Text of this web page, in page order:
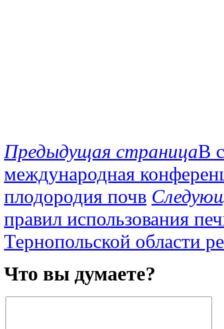
Предыдущая страницаВ
международная
плодородия почв
правил использования
Тернопольской области
Что вы думаете?